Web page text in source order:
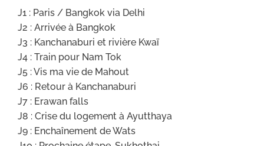
J1 : Paris / Bangkok via Delhi
J2 : Arrivée à Bangkok
J3 : Kanchanaburi et rivière Kwaï
J4 : Train pour Nam Tok
J5 : Vis ma vie de Mahout
J6 : Retour à Kanchanaburi
J7 : Erawan falls
J8 : Crise du logement à Ayutthaya
J9 : Enchaînement de Wats